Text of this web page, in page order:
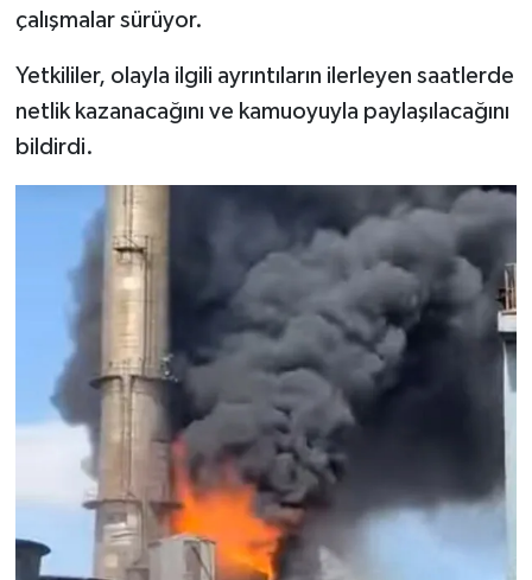
çalışmalar sürüyor.
Yetkililer, olayla ilgili ayrıntıların ilerleyen saatlerde
netlik kazanacağını ve kamuoyuyla paylaşılacağını
bildirdi.